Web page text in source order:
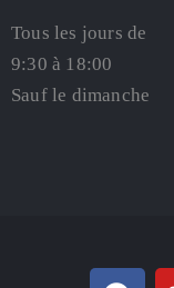
Tous les jours de
9:30 à 18:00
Sauf le dimanche